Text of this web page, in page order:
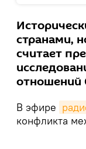
странами,
считает
отношений
В эфире
конфликта